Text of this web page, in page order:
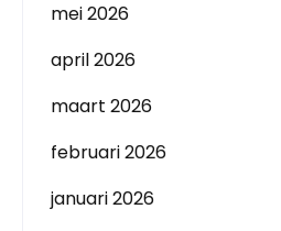
mei 2026
april 2026
maart 2026
februari 2026
januari 2026